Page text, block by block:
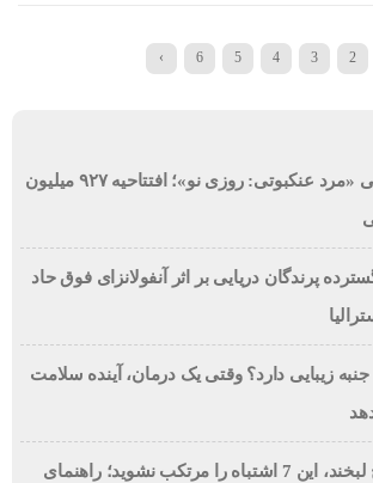
2
3
4
5
6
›
رکوردشکنی تاریخی «مرد عنکبوتی: روزی نو»؛ افتتاحیه ۹۲۷ میلیون
پرندگان دریایی بر اثر آنفولانزای فوق حاد
زیبایی دارد؟ وقتی یک درمان، آینده سلامت
قبل از اصلاح طرح لبخند، این 7 اشتباه را مرتکب نشوید؛ راهنمای